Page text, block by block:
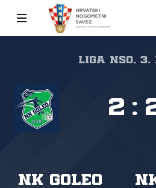
Liga NSO,
NK Goleo
2 :